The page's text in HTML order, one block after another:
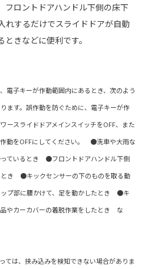
フロントドアハンドル下側の床下
れするだけでスライドドアが自動
きなどに便利です。
電子キーが作動範囲内にあるとき、次のよう
ます。誤作動を防ぐために、電子キーが作
ースライドドアメインスイッチをOFF、また
動をOFFにしてください。 ●洗車や大雨な
っているとき ●フロントドアハンドル下側
とき ●キックセンサーの下のものを取る動
プ部に腰かけて、足を動かしたとき ●キ
やカーカバーの着脱作業をしたとき な
ては、挟み込みを検知できない場合がありま